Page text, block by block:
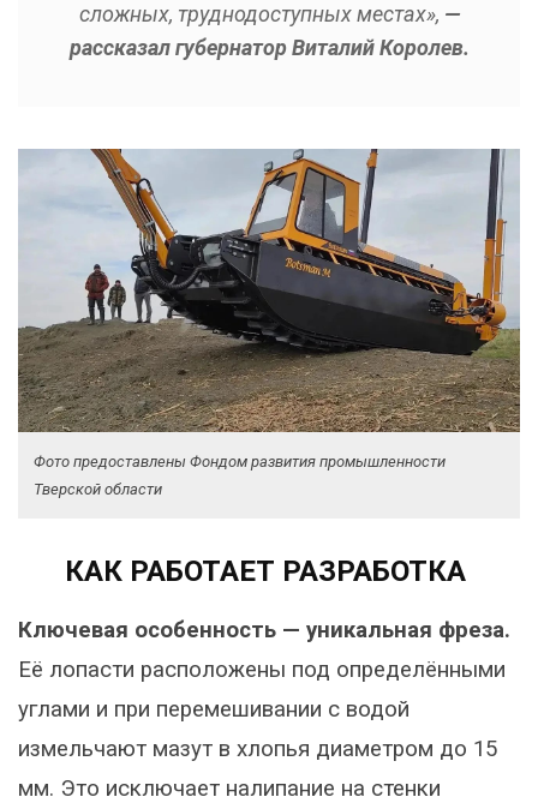
сложных, труднодоступных местах», —
рассказал губернатор Виталий Королев.
Фото предоставлены Фондом развития промышленности
Тверской области
КАК РАБОТАЕТ РАЗРАБОТКА
Ключевая особенность — уникальная фреза.
Её лопасти расположены под определёнными
углами и при перемешивании с водой
измельчают мазут в хлопья диаметром до 15
мм. Это исключает налипание на стенки